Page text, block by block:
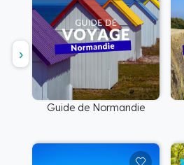
Guide de Normandie